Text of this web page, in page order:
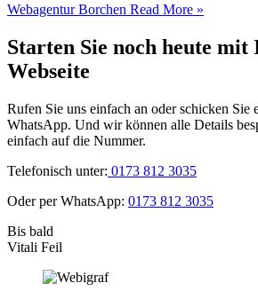
Webagentur Borchen Read More »
Starten Sie noch heute mit
Webseite
Rufen Sie uns einfach an oder schicken Sie
WhatsApp. Und wir können alle Details
einfach auf die Nummer.
Telefonisch unter: 0173 812 3035
Oder per WhatsApp: 0173 812 3035
Bis bald
Vitali Feil